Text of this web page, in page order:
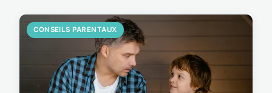
CONSEILS PARENTAUX